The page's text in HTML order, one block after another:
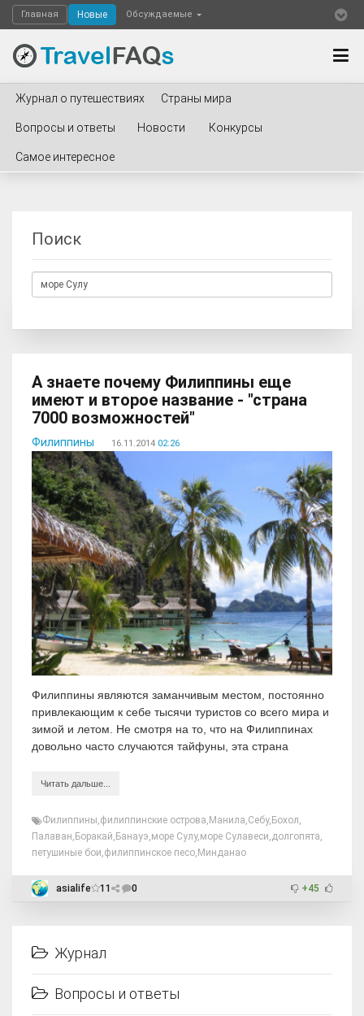
Главная Новые Обсуждаемые
Журнал о путешествиях Страны мира
Вопросы и ответы Новости Конкурсы
Самое интересное
Поиск
А знаете почему Филиппины еще
имеют и второе название - "страна
7000 возможностей"
Филиппины 16.11.2014 02:26
Филиппины являются заманчивым местом, постоянно
привлекающим к себе тысячи туристов со всего мира и
зимой и летом. Не смотря на то, что на Филиппинах
довольно часто случаются тайфуны, эта страна
Читать дальше...
Филиппины филиппинские острова Манила Себу, Бохол
Палаван Боракай Банауэ море Сулу, море Сулавеси долгопята
петушиные бои филиппинское песо Минданао
asialife 11 0 +45
Журнал
Вопросы и ответы